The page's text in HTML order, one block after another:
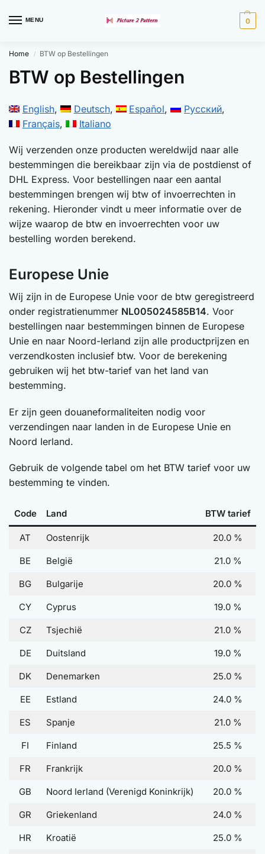
MENU 0
Home / BTW op Bestellingen
BTW op Bestellingen
English Deutsch Español
Русский
Français
Italiano
Wij verzenden onze producten wereldwijd naar alle
bestemmingen die bereikbaar zijn via de postdienst of
DHL Express. Voor bestellingen naar een aantal
bestemmingen brengen wij btw of invoerrechten in
rekening. Hieronder vindt u meer informatie over de
wijze waarop de btw en invoerrechten voor uw
bestelling worden berekend.
Europese Unie
Wij zijn in de Europese Unie voor de btw geregistreerd
onder registratienummer NL005024585B14. Voor
bestellingen naar bestemmingen binnen de Europese
Unie en naar Noord-Ierland zijn alle productprijzen en
verzendkosten inclusief btw. Voor de berekening
gebruiken wij het btw-tarief van het land van
bestemming.
Er zijn geen douaneformaliteiten nodig voor
verzendingen naar landen in de Europese Unie en
Noord Ierland.
Gebruik de volgende tabel om het BTW tarief voor uw
bestemming te vinden.
Code Land BTW tarief
AT Oostenrijk 20.0 %
BE België 21.0 %
BG Bulgarije 20.0 %
CY Cyprus 19.0 %
CZ Tsjechië 21.0 %
DE Duitsland 19.0 %
DK Denemarken 25.0 %
EE Estland 24.0 %
ES Spanje 21.0 %
FI Finland 25.5 %
FR Frankrijk 20.0 %
GB Noord Ierland (Verenigd Koninkrijk) 20.0 %
GR Griekenland 24.0 %
HR Kroatië 25.0 %